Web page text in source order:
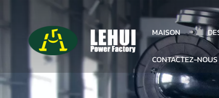
MAISON
CONTACTEZ-NOUS